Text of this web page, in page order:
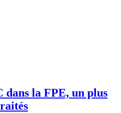
dans la FPE, un plus